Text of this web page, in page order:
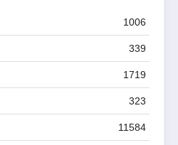
1006
339
1719
323
11584